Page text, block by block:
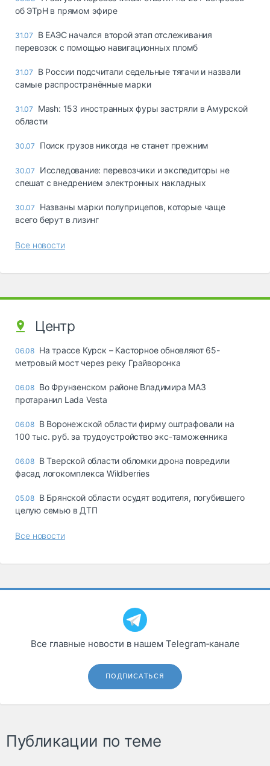
об ЭТрН в прямом эфире
31.07
В ЕАЭС начался второй этап отслеживания
перевозок с помощью навигационных пломб
31.07
В России подсчитали седельные тягачи и назвали
самые распространённые марки
31.07
Mash: 153 иностранных фуры застряли в Амурской
области
30.07 Поиск грузов никогда не станет прежним
30.07
Исследование: перевозчики и экспедиторы не
спешат с внедрением электронных накладных
30.07
Названы марки полуприцепов, которые чаще
всего берут в лизинг
Все новости
Центр
06.08 На трассе Курск – Касторное обновляют 65-
метровый мост через реку Грайворонка
06.08 Во Фрунзенском районе Владимира МАЗ
протаранил Lada Vesta
06.08 В Воронежской области фирму оштрафовали на
100 тыс. руб. за трудоустройство экс-таможенника
06.08 В Тверской области обломки дрона повредили
фасад логокомплекса Wildberries
05.08 В Брянской области осудят водителя, погубившего
целую семью в ДТП
Все новости
Все главные новости в нашем Telegram‑канале
ПОДПИСАТЬСЯ
Публикации по теме